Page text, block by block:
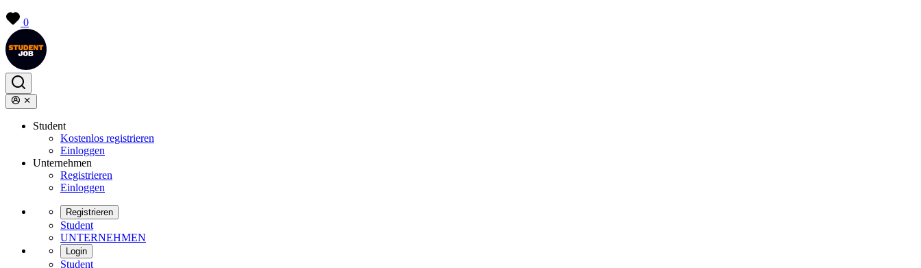
0
Student
Kostenlos registrieren
Einloggen
Unternehmen
Registrieren
Einloggen
Registrieren
Student
UNTERNEHMEN
Login
Student